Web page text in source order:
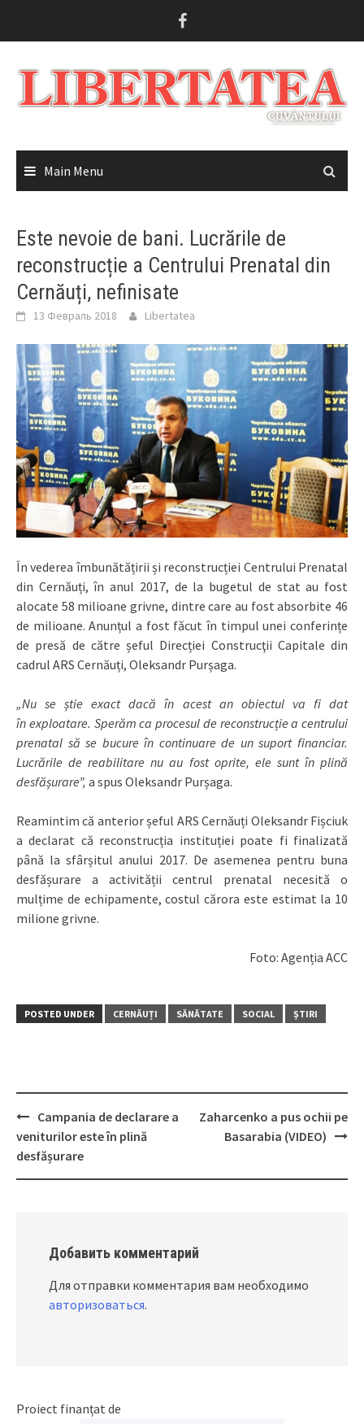
Main Menu
Este nevoie de bani. Lucrările de
reconstrucție a Centrului Prenatal din
Cernăuți, nefinisate
13 Февраль 2018 Libertatea
În vederea îmbunătățirii și reconstrucției Centrului Prenatal
din Cernăuți, în anul 2017, de la bugetul de stat au fost
alocate 58 milioane grivne, dintre care au fost absorbite 46
de milioane. Anunțul a fost făcut în timpul unei conferințe
de presă de către șeful Direcției Construcţii Capitale din
cadrul ARS Cernăuți, Oleksandr Purșaga.
„Nu se știe exact dacă în acest an obiectul va fi dat
în exploatare. Sperăm ca procesul de reconstrucție a centrului
prenatal să se bucure în continuare de un suport financiar.
Lucrările de reabilitare nu au fost oprite, ele sunt în plină
desfășurare”, a spus Oleksandr Purșaga.
Reamintim că anterior șeful ARS Cernăuți Oleksandr Fișciuk
a declarat că reconstrucția instituției poate fi finalizată
până la sfârșitul anului 2017. De asemenea pentru buna
desfășurare a activității centrul prenatal necesită o
mulțime de echipamente, costul cărora este estimat la 10
milione grivne.
Foto: Agenția ACC
POSTED UNDER CERNĂUȚI SĂNĂTATE SOCIAL ȘTIRI
Post
navigation
Campania de declarare a
veniturilor este în plină
desfășurare
Zaharcenko a pus ochii pe
Basarabia (VIDEO)
Добавить комментарий
Для отправки комментария вам необходимо
авторизоваться.
Proiect finanțat de